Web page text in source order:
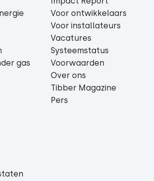
gas
Voor ontwikkelaars
Voor installateurs
Vacatures
Systeemstatus
Voorwaarden
Over ons
Tibber Magazine
Pers